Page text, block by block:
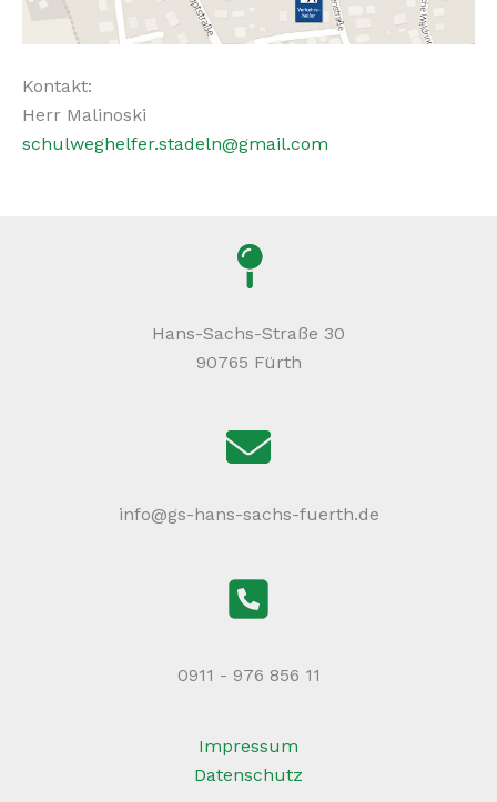
Kontakt:
Herr Malinoski
schulweghelfer.stadeln@gmail.com
Hans-Sachs-Straße 30
90765 Fürth
info@gs-hans-sachs-fuerth.de
0911 - 976 856 11
Impressum
Datenschutz